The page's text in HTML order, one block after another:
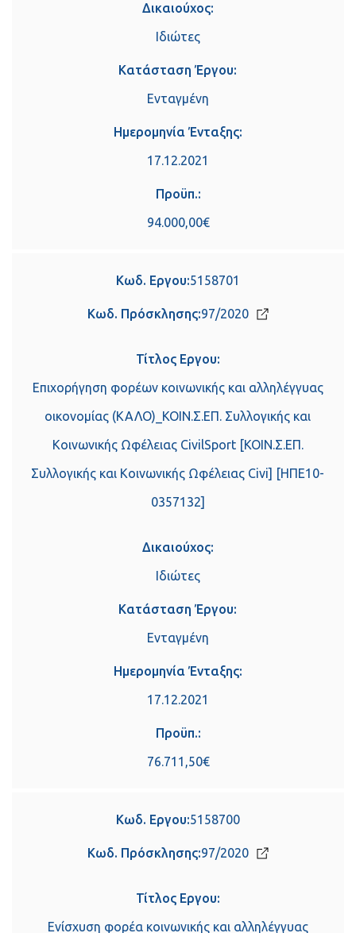
Δικαιούχος:
Ιδιώτες
Κατάσταση Έργου:
Ενταγμένη
Ημερομηνία Ένταξης:
17.12.2021
Προϋπ.:
94.000,00€
Κωδ. Εργου:5158701
Κωδ. Πρόσκλησης:97/2020
Τίτλος Εργου:
Επιχορήγηση φορέων κοινωνικής και αλληλέγγυας
οικονομίας (ΚΑΛΟ)_ΚΟΙΝ.Σ.ΕΠ. Συλλογικής και
Κοινωνικής Ωφέλειας CivilSport [ΚΟΙΝ.Σ.ΕΠ.
Συλλογικής και Κοινωνικής Ωφέλειας Civi] [ΗΠΕ10-
0357132]
Δικαιούχος:
Ιδιώτες
Κατάσταση Έργου:
Ενταγμένη
Ημερομηνία Ένταξης:
17.12.2021
Προϋπ.:
76.711,50€
Κωδ. Εργου:5158700
Κωδ. Πρόσκλησης:97/2020
Τίτλος Εργου:
Ενίσχυση φορέα κοινωνικής και αλληλέγγυας